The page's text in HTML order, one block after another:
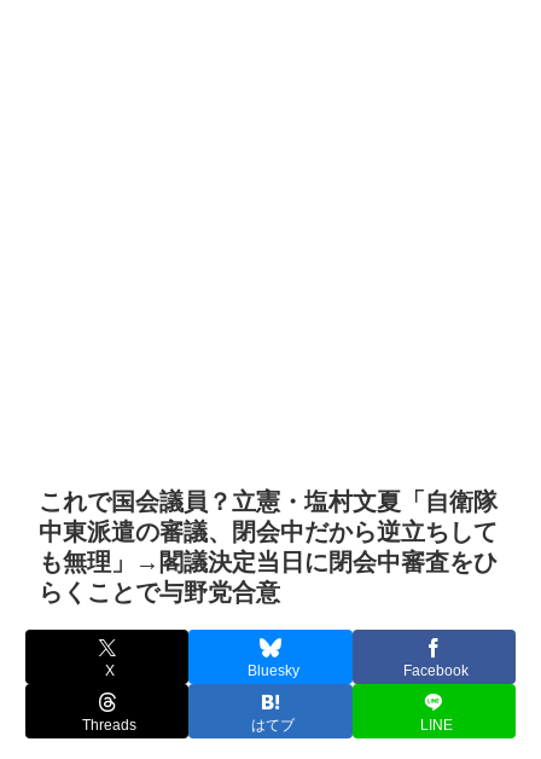
これで国会議員？立憲・塩村文夏「自衛隊
中東派遣の審議、閉会中だから逆立ちして
も無理」→閣議決定当日に閉会中審査をひ
らくことで与野党合意
X Bluesky Facebook
Threads はてブ LINE